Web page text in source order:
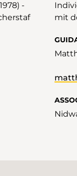
-
mit